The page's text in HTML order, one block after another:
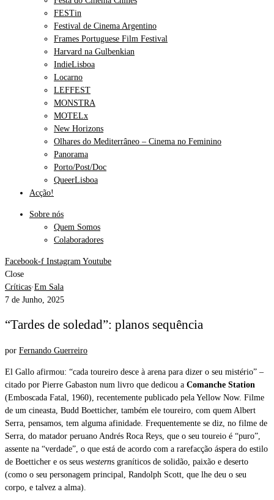
FESTin
Festival de Cinema Argentino
Frames Portuguese Film Festival
Harvard na Gulbenkian
IndieLisboa
Locarno
LEFFEST
MONSTRA
MOTELx
New Horizons
Olhares do Mediterrâneo – Cinema no Feminino
Panorama
Porto/Post/Doc
QueerLisboa
Acção!
Sobre nós
Quem Somos
Colaboradores
Facebook-f Instagram Youtube
Close
Críticas·Em Sala
7 de Junho, 2025
“Tardes de soledad”: planos sequência
por Fernando Guerreiro
El Gallo afirmou: “cada toureiro desce à arena para dizer o seu mistério” –
citado por Pierre Gabaston num livro que dedicou a Comanche Station
(Emboscada Fatal, 1960), recentemente publicado pela Yellow Now. Filme
de um cineasta, Budd Boetticher, também ele toureiro, com quem Albert
Serra, pensamos, tem alguma afinidade. Frequentemente se diz, no filme de
Serra, do matador peruano Andrés Roca Reys, que o seu toureio é “puro”,
assente na “verdade”, o que está de acordo com a rarefacção áspera do estilo
de Boetticher e os seus westerns graníticos de solidão, paixão e deserto
(como o seu personagem principal, Randolph Scott, que lhe deu o seu
corpo, e talvez a alma).